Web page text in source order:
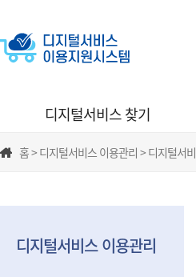
디지털서비스 찾기
홈 > 디지털서비스 이용관리 > 디지털서
디지털서비스 이용관리